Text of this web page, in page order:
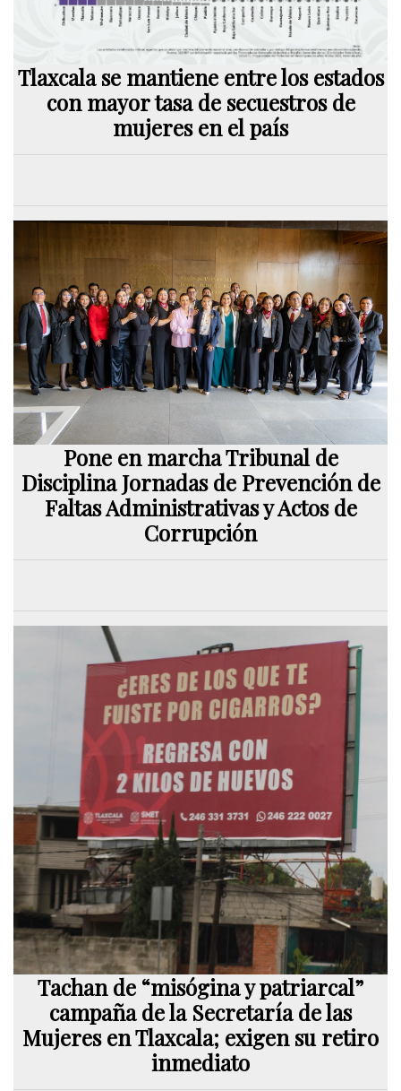
Tlaxcala se mantiene entre los estados
con mayor tasa de secuestros de
mujeres en el país
Pone en marcha Tribunal de
Disciplina Jornadas de Prevención de
Faltas Administrativas y Actos de
Corrupción
Tachan de “misógina y patriarcal”
campaña de la Secretaría de las
Mujeres en Tlaxcala; exigen su retiro
inmediato